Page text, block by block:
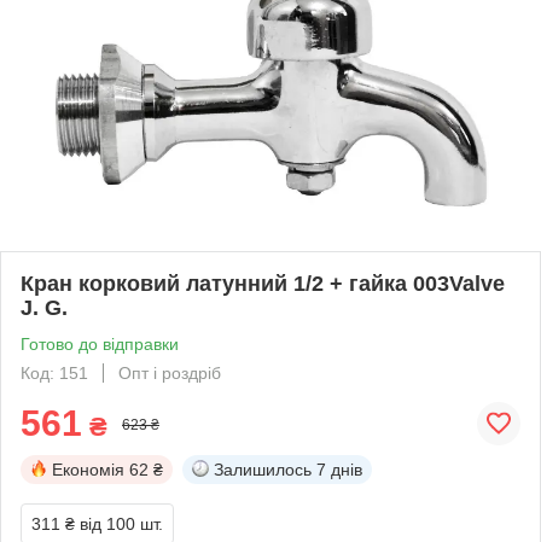
Кран корковий латунний 1/2 + гайка 003Valve
J. G.
Готово до відправки
Код: 151
Опт і роздріб
561 ₴ 623 ₴
Економія 62 ₴ Залишилось 7 днів
311 ₴ від 100 шт.